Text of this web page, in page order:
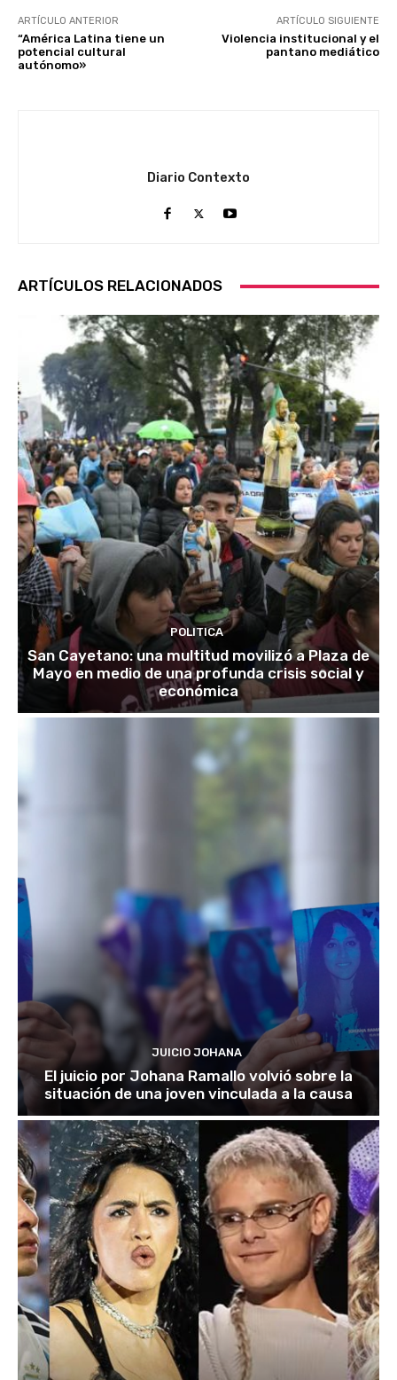
ARTÍCULO ANTERIOR
“América Latina tiene un
potencial cultural
autónomo»
ARTÍCULO SIGUIENTE
Violencia institucional y el
pantano mediático
Diario Contexto
ARTÍCULOS RELACIONADOS
POLITICA
San Cayetano: una multitud movilizó a Plaza de
Mayo en medio de una profunda crisis social y
económica
JUICIO JOHANA
El juicio por Johana Ramallo volvió sobre la
situación de una joven vinculada a la causa